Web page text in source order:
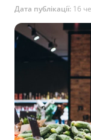
Дата публікації: 16